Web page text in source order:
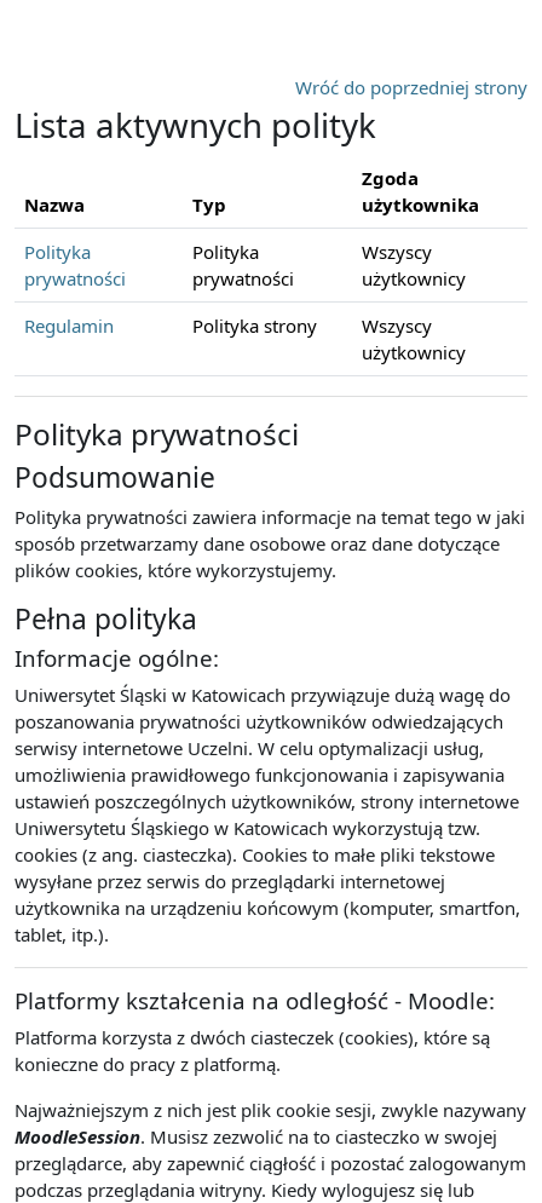
Wróć do poprzedniej strony
Lista aktywnych polityk
Nazwa Typ
Zgoda
użytkownika
Polityka
prywatności
Polityka
prywatności
Wszyscy
użytkownicy
Regulamin
Polityka strony
Wszyscy
użytkownicy
Polityka prywatności
Podsumowanie
Polityka prywatności zawiera informacje na temat tego w jaki
sposób przetwarzamy dane osobowe oraz dane dotyczące
plików cookies, które wykorzystujemy.
Pełna polityka
Informacje ogólne:
Uniwersytet Śląski w Katowicach przywiązuje dużą wagę do
poszanowania prywatności użytkowników odwiedzających
serwisy internetowe Uczelni. W celu optymalizacji usług,
umożliwienia prawidłowego funkcjonowania i zapisywania
ustawień poszczególnych użytkowników, strony internetowe
Uniwersytetu Śląskiego w Katowicach wykorzystują tzw.
cookies (z ang. ciasteczka). Cookies to małe pliki tekstowe
wysyłane przez serwis do przeglądarki internetowej
użytkownika na urządzeniu końcowym (komputer, smartfon,
tablet, itp.).
Platformy kształcenia na odległość - Moodle:
Platforma korzysta z dwóch ciasteczek (cookies), które są
konieczne do pracy z platformą.
Najważniejszym z nich jest plik cookie sesji, zwykle nazywany
MoodleSession. Musisz zezwolić na to ciasteczko w swojej
przeglądarce, aby zapewnić ciągłość i pozostać zalogowanym
podczas przeglądania witryny. Kiedy wylogujesz się lub